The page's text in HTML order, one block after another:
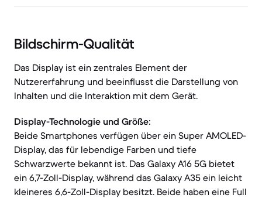
Bildschirm-Qualität
Das Display ist ein zentrales Element der
Nutzererfahrung und beeinflusst die Darstellung von
Inhalten und die Interaktion mit dem Gerät.
Display-Technologie und Größe:
Beide Smartphones verfügen über ein Super AMOLED-
Display, das für lebendige Farben und tiefe
Schwarzwerte bekannt ist. Das Galaxy A16 5G bietet
ein 6,7-Zoll-Display, während das Galaxy A35 ein leicht
kleineres 6,6-Zoll-Display besitzt. Beide haben eine Full